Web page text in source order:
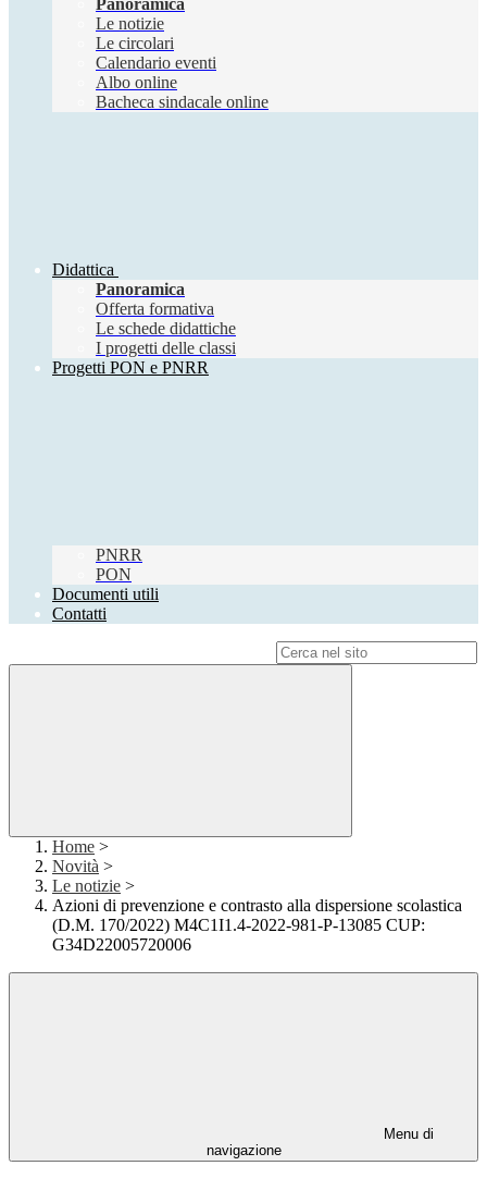
Panoramica
Le notizie
Le circolari
Calendario eventi
Albo online
Bacheca sindacale online
Didattica
Panoramica
Offerta formativa
Le schede didattiche
I progetti delle classi
Progetti PON e PNRR
PNRR
PON
Documenti utili
Contatti
Home >
Novità >
Le notizie >
Azioni di prevenzione e contrasto alla dispersione scolastica
(D.M. 170/2022) M4C1I1.4-2022-981-P-13085 CUP:
G34D22005720006
Menu di
navigazione